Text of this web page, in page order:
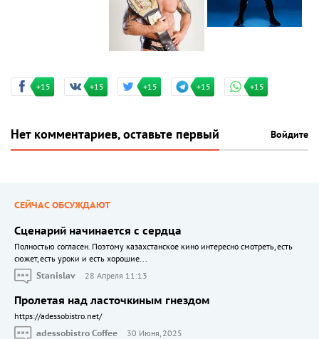
+15 +15 +15 +15 +15
Нет комментариев, оставьте первый Войдите
СЕЙЧАС ОБСУЖДАЮТ
Сценарий начинается с сердца
Полностью согласен. Поэтому казахстанское кино интересно смотреть, есть
сюжет, есть уроки и есть хорошие...
Stanislav
28 Апреля 11:13
Пролетая над ласточкиным гнездом
https://adessobistro.net/
adessobistro Coffee
30 Июня, 2025